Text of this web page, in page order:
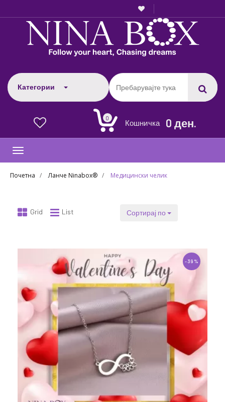
Категории
0
0
Кошничка 0 ден.
Toggle
Почетна Ланче Ninabox® Медицински челик
Grid List
Сортирај по
-39%